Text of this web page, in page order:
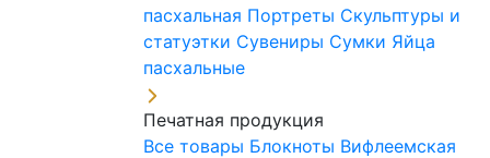
пасхальная Портреты Скульптуры и
статуэтки Сувениры Сумки Яйца
пасхальные
Печатная продукция
Все товары Блокноты Вифлеемская